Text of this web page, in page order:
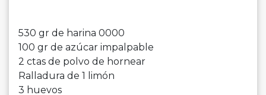
530 gr de harina 0000
100 gr de azúcar impalpable
2 ctas de polvo de hornear
Ralladura de 1 limón
3 huevos